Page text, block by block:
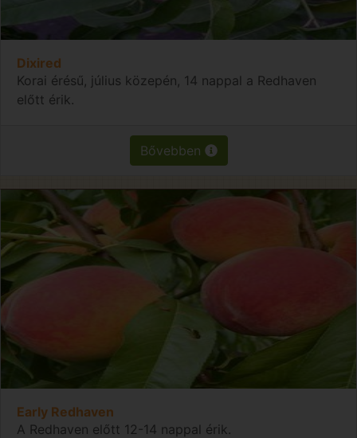
Dixired
Korai érésű, július közepén, 14 nappal a Redhaven
előtt érik.
Bővebben
Early Redhaven
A Redhaven előtt 12-14 nappal érik.